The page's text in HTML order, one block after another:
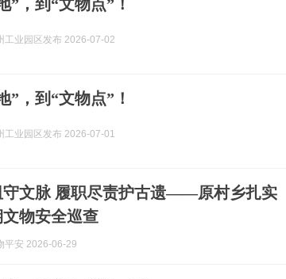
”，到“文物点”！
工业园区发布 2026-07-02
”，到“文物点”！
工业园区发布 2026-07-01
守文脉 履职尽责护古遗——原村乡扎实
物安全巡查
平安 2026-06-29